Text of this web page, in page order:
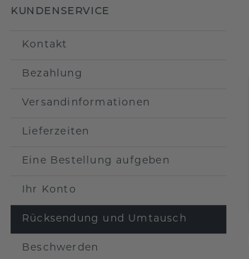
KUNDENSERVICE
Kontakt
Bezahlung
Versandinformationen
Lieferzeiten
Eine Bestellung aufgeben
Ihr Konto
Rücksendung und Umtausch
Beschwerden